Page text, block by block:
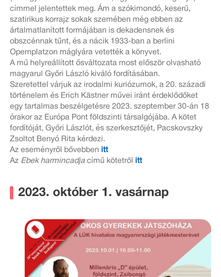
címmel jelentettek meg. Ám a szókimondó, keserű,
szatirikus korrajz sokak szemében még ebben az
ártalmatlanított formájában is dekadensnek és
obszcénnak tűnt, és a nácik 1933-ban a berlini
Opernplatzon máglyára vetették a könyvet.
A mű helyreállított ősváltozata most először olvasható
magyarul Győri László kiváló fordításában.
Szeretettel várjuk az irodalmi kuriózumok, a 20. századi
történelem és Erich Kästner művei iránt érdeklődőket
egy tartalmas beszélgetésre 2023. szeptember 30-án 18
órakor az Európa Pont földszinti társalgójába. A kötet
fordítóját, Győri Lászlót, és szerkesztőjét, Pacskovszky
Zsoltot Benyó Rita kérdezi.
Az eseményről bővebben itt
Az Ebek harmincadja című kötetről itt
2023. október 1. vasárnap